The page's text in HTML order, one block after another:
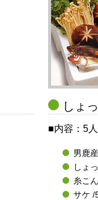
しょ
■内容：5
男鹿
しょ
糸こ
サケ /